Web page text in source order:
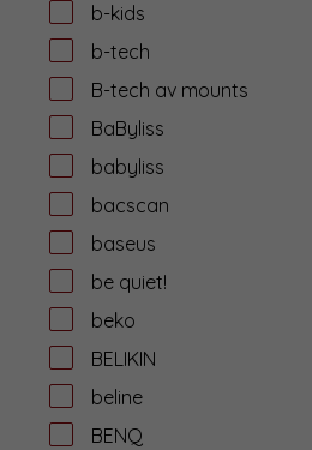
b-kids
b-tech
B-tech av mounts
BaByliss
babyliss
bacscan
baseus
be quiet!
beko
BELIKIN
beline
BENQ